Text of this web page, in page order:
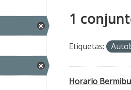
1
Etiquetas:
Horario